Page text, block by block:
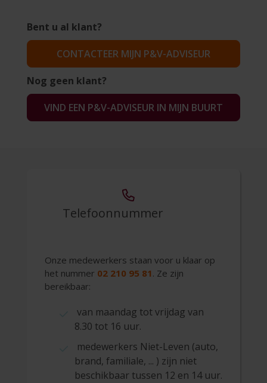
Bent u al klant?
CONTACTEER MIJN P&V-ADVISEUR
Nog geen klant?
VIND EEN P&V-ADVISEUR IN MIJN BUURT
Telefoonnummer
Onze medewerkers staan voor u klaar op
het nummer 02 210 95 81 . Ze zijn
bereikbaar:
van maandag tot vrijdag van
8.30 tot 16 uur.
medewerkers Niet-Leven (auto,
brand, familiale, ... ) zijn niet
beschikbaar tussen 12 en 14 uur.